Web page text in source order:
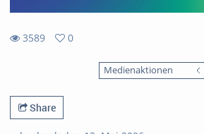
3589
0
Medienaktionen
Share